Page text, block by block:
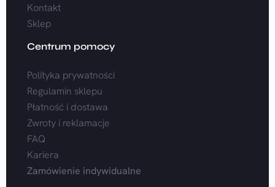
Kontakt
Sklep
Centrum pomocy
Polityka prywatności
Regulamin sklepu
Płatność i dostawa
Zwroty i reklamacje
FAQ
Kariera
Zamówienie indywidualne